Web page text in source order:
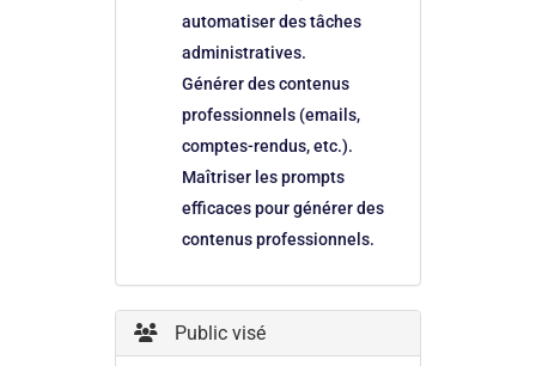
automatiser des tâches
administratives.
Générer des contenus
professionnels (emails,
comptes-rendus, etc.).
Maîtriser les prompts
efficaces pour générer des
contenus professionnels.
Public visé